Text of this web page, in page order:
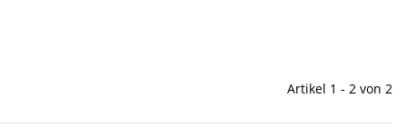
Artikel 1 - 2 von 2